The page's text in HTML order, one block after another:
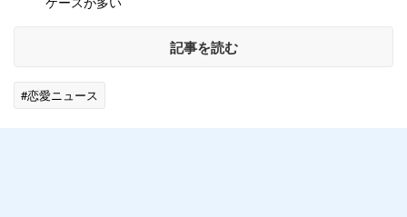
記事を読む
#恋愛ニュース